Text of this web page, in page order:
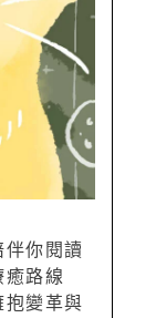
你閱讀
癒路線
抱變革與